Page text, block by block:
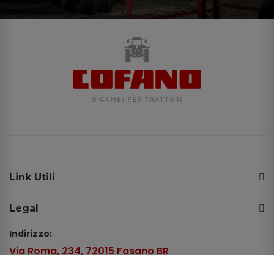
Link Utili
Legal
Indirizzo:
Via Roma, 234, 72015 Fasano BR